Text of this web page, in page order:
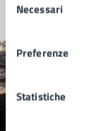
delNecessari
Preferenze
Statistiche
pagina?